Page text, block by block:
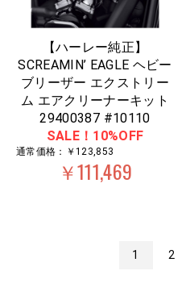
【ハーレー純正】
SCREAMIN’ EAGLE ヘビー
ブリーザー エクストリー
ム エアクリーナーキット
29400387 #10110
SALE！10%OFF
通常価格：￥123,853
￥111,469
1 2